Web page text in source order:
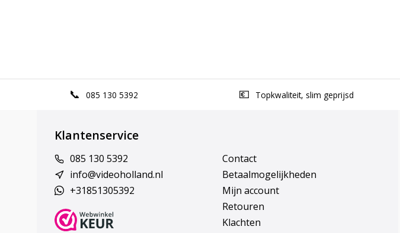
085 130 5392 Topkwaliteit, slim geprijsd
Klantenservice
085 130 5392
info@videoholland.nl
+31851305392
Contact
Betaalmogelijkheden
Mijn account
Retouren
Klachten